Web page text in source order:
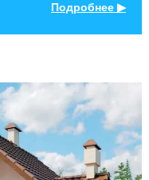
Подробнее ▶